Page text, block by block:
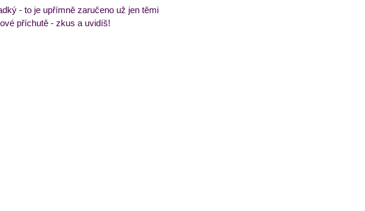
- to je upřímně zaručeno už jen těmi
příchutě - zkus a uvidíš!